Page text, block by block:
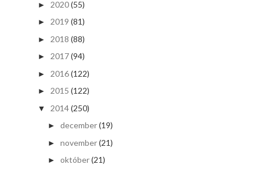
► 2020(55)
► 2019 (81)
► 2018 (88)
► 2017(94)
► 2016(122)
► 2015 (122)
▼ 2014(250)
► december(19)
► november(21)
► október(21)